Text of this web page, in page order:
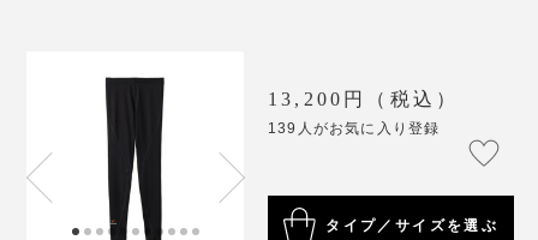
13,200円（税込）
139人がお気に入り登録
タイプ／サイズを選ぶ